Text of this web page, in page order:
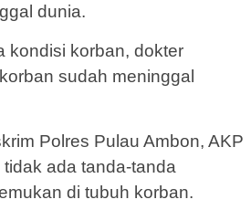
dunia.
kondisi korban, dokter
sudah meninggal
Polres Pulau Ambon, AKP
ada tanda-tanda
di tubuh korban.